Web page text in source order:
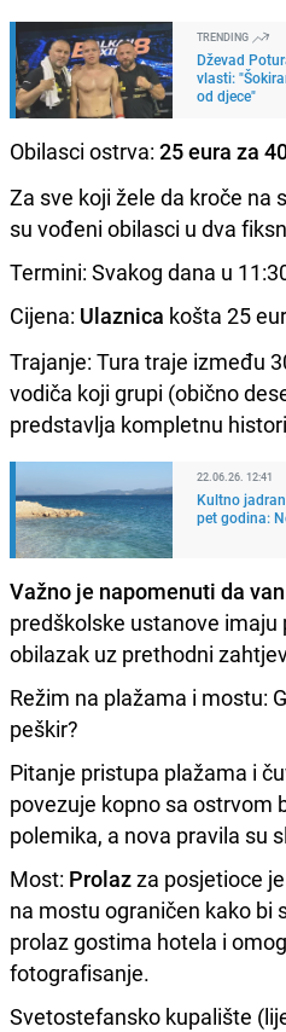
TRENDING
Dževad
vlasti:
od djece"
Obilasci ostrva: 25 eura za
Za sve koji žele da kroče na
su vođeni obilasci u dva
Termini: Svakog dana u
Cijena: Ulaznica košta 25
Trajanje: Tura traje između
vodiča koji grupi (obično
predstavlja kompletnu
22.06.26. 12:41
Kultno
pet godina:
Važno je napomenuti da
predškolske ustanove imaju
obilazak uz prethodni
Režim na plažama i mostu:
peškir?
Pitanje pristupa plažama i
povezuje kopno sa ostrvom
polemika, a nova pravila su
Most: Prolazza posjetioce
na mostu ograničen kako bi
prolaz gostima hotela i
fotografisanje.
Svetostefansko kupalište